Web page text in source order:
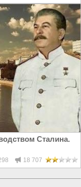
Сталина.
18 707